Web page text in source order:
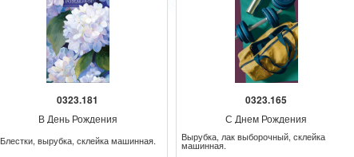
0323.181
В День Рождения
Блестки, вырубка, склейка машинная.
0323.165
С Днем Рождения
Вырубка, лак выборочный, склейка
машинная.